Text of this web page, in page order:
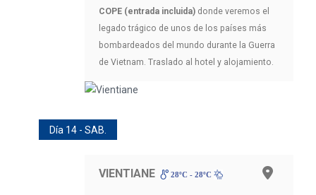
COPE (entrada incluida) donde veremos el
legado trágico de unos de los países más
bombardeados del mundo durante la Guerra
de Vietnam. Traslado al hotel y alojamiento.
Día 14 - SAB.
VIENTIANE 28ºC - 28ºC